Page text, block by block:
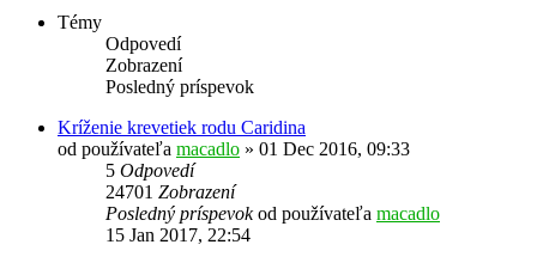
Témy
Odpovedí
Zobrazení
Posledný príspevok
Kríženie krevetiek rodu Caridina
od používateľa macadlo » 01 Dec 2016, 09:33
5 Odpovedí
24701 Zobrazení
Posledný príspevokod používateľa macadlo
15 Jan 2017, 22:54